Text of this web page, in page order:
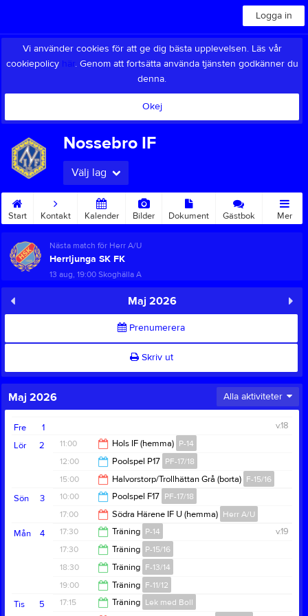
Logga in
Vi använder cookies för att ge dig bästa upplevelsen. Läs vår
cookiepolicy här. Genom att fortsätta använda tjänsten godkänner du
denna.
Okej
Nossebro IF
Välj lag
Start Kontakt Kalender Bilder Dokument Gästbok Mer
Nästa match för Herr A/U
Herrljunga SK FK
13 aug, 19:00Skoghälla A
Maj 2026
Prenumerera
Skriv ut
Maj 2026 Alla aktiviteter
1
Fre
v.18
2
Lör 11:00 Hols IF (hemma) P-14
13:00
12:00 Poolspel P17 PF-17/18
15:00
15:00 Halvorstorp/Trollhättan Grå (borta) F-15/16
17:00
3
Sön 10:00 Poolspel F17 PF-17/18
13:00
17:00 Södra Härene IF U (hemma) Herr A/U
19:00
4
Mån v.19
17:30 Träning P-14
19:00
17:30 Träning P-15/16
19:00
18:30 Träning F-13/14
20:00
19:00 Träning F-11/12
5
Tis 17:15 Träning Lek med Boll